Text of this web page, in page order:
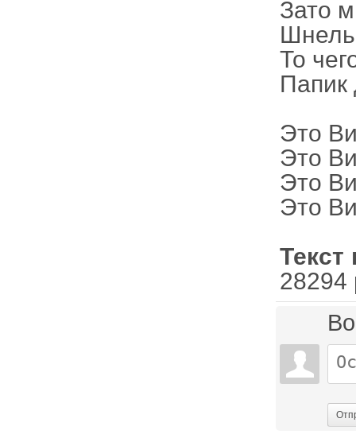
Зато
То
Папик
Это
Это
Это
Это
28294